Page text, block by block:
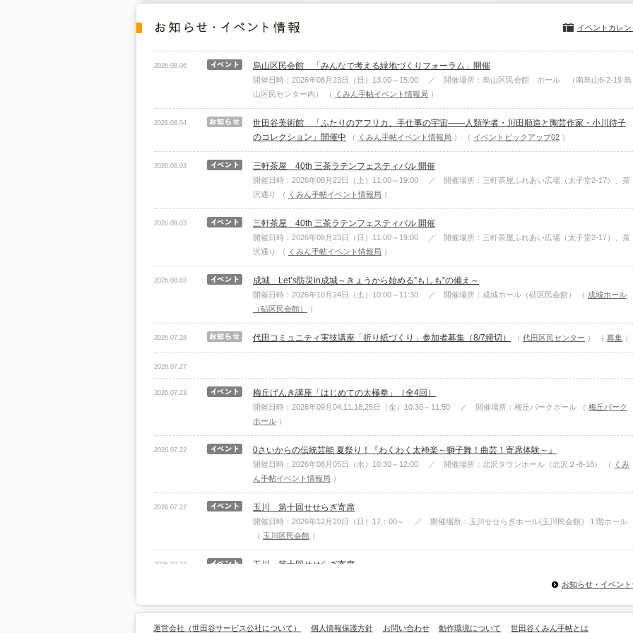
イベントカレ
2026.08.06 烏山区民会館 「みんなで考える緑地づくりフォーラム」開催
開催日時：2026年08月23日（日）13:00～15:00 ／ 開催場所：烏山区民会館 ホール （南烏山6-2-19 烏
山区民センター内）
（ くみん手帖イベント情報局 ）
2026.08.04
世田谷美術館 「ふたりのアフリカ、手仕事の宇宙――人類学者・川田順造と陶芸作家・小川待子
のコレクション」開催中
くみん手帖イベント情報局 イベントピックアップ02
2026.08.03 三軒茶屋 40th 三茶ラテンフェスティバル 開催
開催日時：2026年08月22日（土）11:00～19:00 ／ 開催場所：三軒茶屋ふれあい広場（太子堂2-17）、茶
沢通り
（ くみん手帖イベント情報局 ）
2026.08.03 三軒茶屋 40th 三茶ラテンフェスティバル 開催
開催日時：2026年08月23日（日）11:00～19:00 ／ 開催場所：三軒茶屋ふれあい広場（太子堂2-17）、茶
沢通り
（ くみん手帖イベント情報局 ）
2026.08.03 成城 Let’s防災in成城～きょうから始める”もしも”の備え～
開催日時：2026年10月24日（土）10:00～11:30 ／ 開催場所：成城ホール（砧区民会館） （ 成城ホール
（砧区民会館）
）
2026.07.28 代田コミュニティ実技講座「折り紙づくり」参加者募集（8/7締切） 代田区民センター 募集
2026.07.27
2026.07.23 梅丘げんき講座「はじめての太極拳」（全4回）
開催日時：2026年09月04,11,18,25日（金）10:30～11:50 ／ 開催場所：梅丘パークホール （ 梅丘パーク
ホール ）
2026.07.22 0さいからの伝統芸能 夏祭り！『わくわく太神楽～獅子舞！曲芸！寄席体験～』
開催日時：2026年08月05日（水）10:30～12:00 ／ 開催場所：北沢タウンホール（北沢２-8-18） （
くみ
ん手帖イベント情報局 ）
2026.07.22 玉川 第十回せせらぎ寄席
開催日時：2026年12月20日（日）17：00～ ／ 開催場所：玉川せせらぎホール(玉川民会館）１階ホール
（ 玉川区民会館 ）
2026.07.22 玉川 第十回せせらぎ寄席
玉川 髙木凜々子ヴァイオリンリサイタル
お知らせ・イベン
運営会社（世田谷サービス公社について） 個人情報保護方針 お問い合わせ 動作環境について 世田谷くみん手帖とは